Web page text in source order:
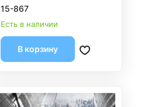
15-867
Есть в наличии
В корзину